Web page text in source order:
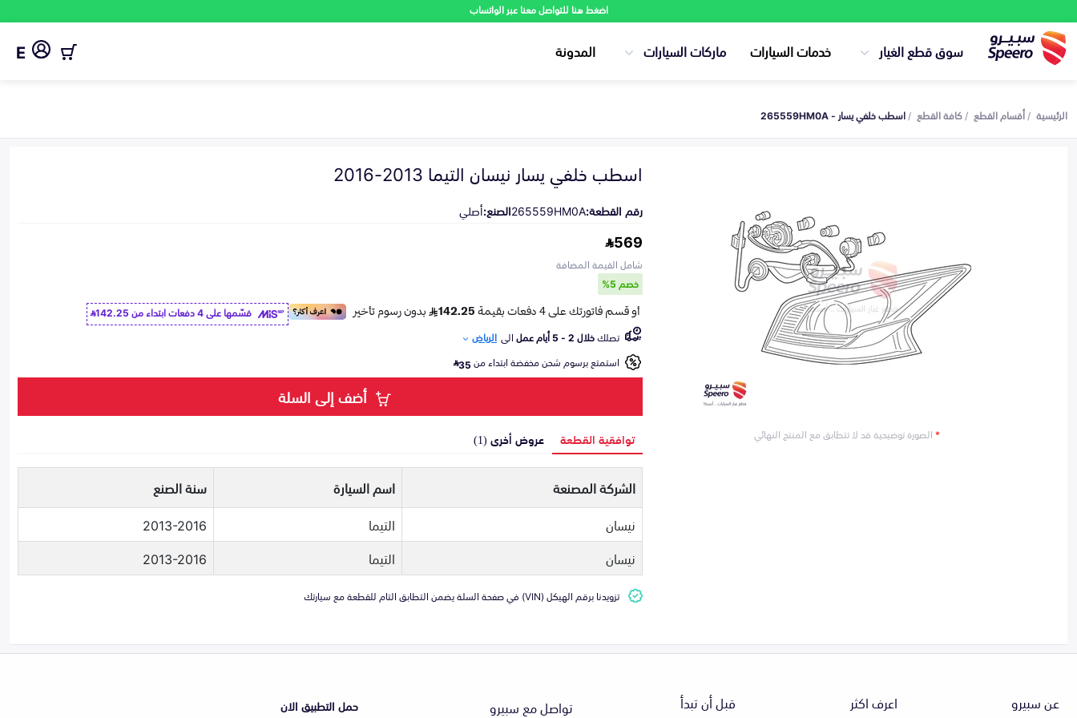
اضغط هنا للتواصل معنا عبر الواتساب
سوق قطع الغيار خدمات السيارات ماركات السيارات المدونة E
الرئيسية أقسام القطع كافة القطع اسطب خلفي يسار - 265559HM0A
*الصورة توضيحية قد لا تتطابق مع المنتج النهائي
اسطب خلفي يسار نيسان التيما 2013-2016
رقم القطعة:265559HM0Aالصنع:أصلي
569
شامل القيمة المضافة
خصم 5%
قسّمها على 4 دفعات ابتداء من
142.25
تصلكخلال 2 - 5 أيام عمل الى الرياض
استمتع برسوم شحن مخفضة ابتداء من35
أضف إلى السلة
توافقية القطعة عروض أخرى (1)
الشركة المصنعة اسم السيارة
سنة الصنع
نيسان
التيما
2013-2016
نيسان
التيما 2013-2016
تزويدنا برقم الهيكل (VIN) في صفحة السلة يضمن التطابق التام للقطعة مع سيارتك
عن سبيرو اعرف اكثر قبل أن تبدأ تواصل مع سبيرو حمل التطبيق الان